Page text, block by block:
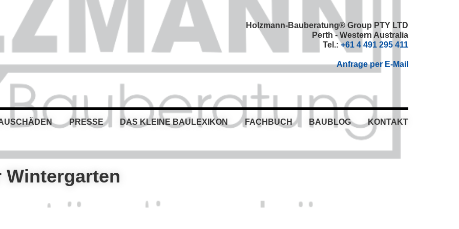
Holzmann-Bauberatung® Group PTY LTD
Perth - Western Australia
Tel.:+61 4 491 295 411
Anfrage per E-Mail
PRESSE DAS KLEINE BAULEXIKON FACHBUCH BAUBLOG KONTAKT